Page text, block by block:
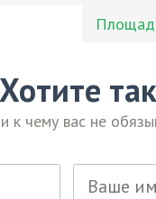
Хотите
к чему вас не